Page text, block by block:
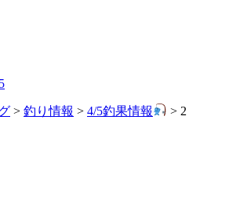
> 釣り情報 > 4/5釣果情報 > 2